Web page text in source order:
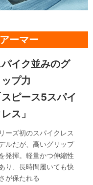
ーマー
イク並みのグ
ップ力
スピース5スパイ
ス」
ーズ初のスパイクレス
ルだが、高いグリップ
発揮。軽量かつ伸縮性
り、長時間履いても快
が保たれる